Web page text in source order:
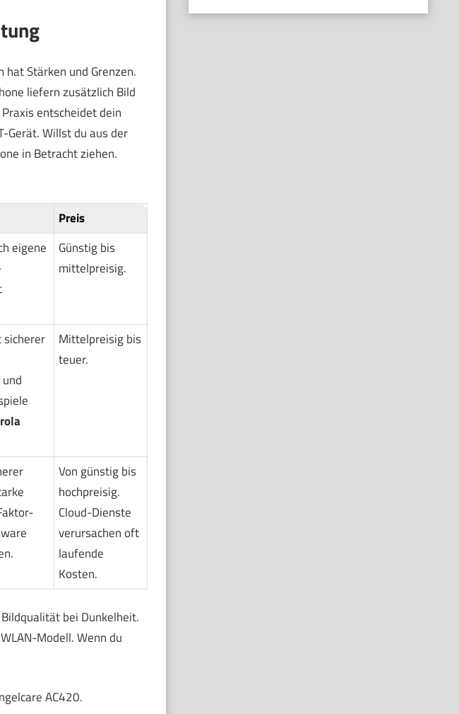
Stärken und Grenzen.
liefern zusätzlich Bild
entscheidet dein
Gerät. Willst du aus der
in Betracht ziehen.
Preis
eigene
Günstig bis
mittelpreisig.
Mittelpreisig bis
teuer.
Von günstig bis
hochpreisig.
Cloud-Dienste
verursachen oft
laufende
Kosten.
bei Dunkelheit.
Modell. Wenn du
AC420.